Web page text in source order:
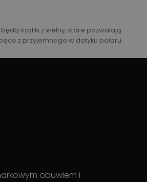
szaliki z wełny, które pozwalają
z przyjemnego w dotyku polaru.
obuwiem i